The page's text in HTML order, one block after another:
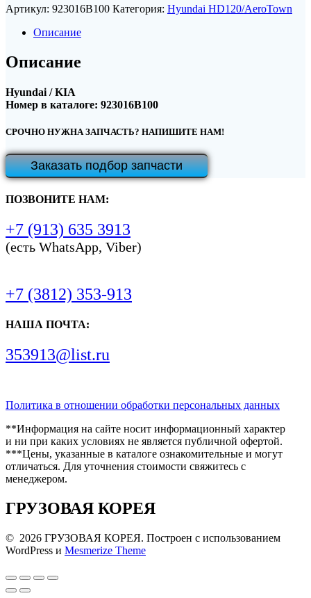
Артикул: 923016B100 Категория: Hyundai HD120/AeroTown
Описание
Описание
Hyundai / KIA
Номер в каталоге: 923016B100
СРОЧНО НУЖНА ЗАПЧАСТЬ? НАПИШИТЕ НАМ!
Заказать подбор запчасти
ПОЗВОНИТЕ НАМ:
+7 (913) 635 3913
(есть WhatsApp, Viber)
+7 (3812) 353-913
НАША ПОЧТА:
353913@list.ru
Политика в отношении обработки персональных данных
**Информация на сайте носит информационный характер
и ни при каких условиях не является публичной офертой.
***Цены, указанные в каталоге ознакомительные и могут
отличаться. Для уточнения стоимости свяжитесь с
менеджером.
ГРУЗОВАЯ КОРЕЯ
© 2026 ГРУЗОВАЯ КОРЕЯ. Построен с использованием
WordPress и Mesmerize Theme